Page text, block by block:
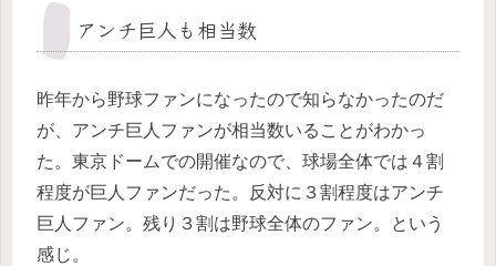
アンチ巨人も相当数
昨年から野球ファンになったので知らなかったのだ
が、アンチ巨人ファンが相当数いることがわかっ
た。東京ドームでの開催なので、球場全体では４割
程度が巨人ファンだった。反対に３割程度はアンチ
巨人ファン。残り３割は野球全体のファン。という
感じ。